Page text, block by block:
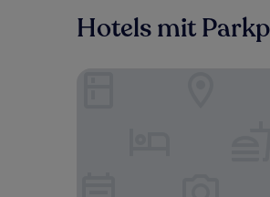
Hotels mit
VVF Pyrénées Canigou,